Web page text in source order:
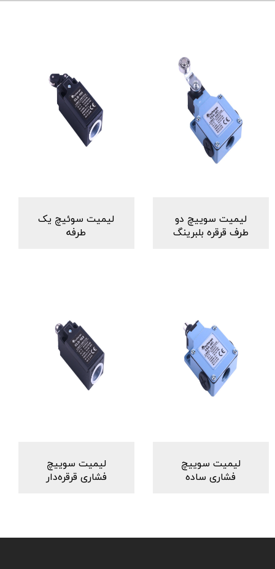
لیمیت سوییچ دو
طرف قرقره بلبرینگ
لیمیت سوئیچ یک
طرفه
لیمیت سوییچ
فشاری ساده
لیمیت سوییچ
فشاری قرقره‌دار